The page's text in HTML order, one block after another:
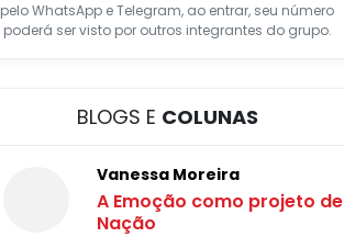
pelo WhatsApp e Telegram, ao entrar, seu número
poderá ser visto por outros integrantes do grupo.
BLOGS E COLUNAS
Vanessa Moreira
A Emoção como projeto de
Nação